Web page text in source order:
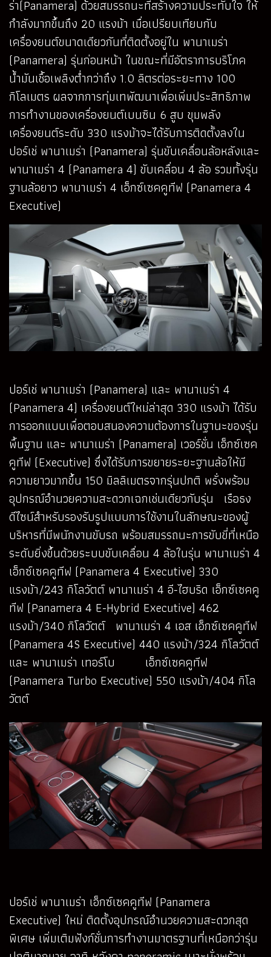
ร่า(Panamera) ด้วยสมรรถนะที่สร้างความประทับใจ ให้
กำลังมากขึ้นถึง 20 แรงม้า เมื่อเปรียบเทียบกับ
เครื่องยนต์ขนาดเดียวกันที่ติดตั้งอยู่ใน พานาเมร่า
(Panamera) รุ่นก่อนหน้า ในขณะที่มีอัตราการบริโภค
น้ำมันเชื้อเพลิงต่ำกว่าถึง 1.0 ลิตรต่อระยะทาง 100
กิโลเมตร ผลจากการทุ่มเทพัฒนาเพื่อเพิ่มประสิทธิภาพ
การทำงานของเครื่องยนต์เบนซิน 6 สูบ ขุมพลัง
เครื่องยนต์ระดับ 330 แรงม้าจะได้รับการติดตั้งลงใน
ปอร์เช่ พานาเมร่า (Panamera) รุ่นขับเคลื่อนล้อหลังและ
พานาเมร่า 4 (Panamera 4) ขับเคลื่อน 4 ล้อ รวมทั้งรุ่น
ฐานล้อยาว พานาเมร่า 4 เอ็กซ์เซคคูทีฟ (Panamera 4
Executive)
ปอร์เช่ พานาเมร่า (Panamera) และ พานาเมร่า 4
(Panamera 4) เครื่องยนต์ใหม่ล่าสุด 330 แรงม้า ได้รับ
การออกแบบเพื่อตอบสนองความต้องการในฐานะของรุ่น
พื้นฐาน และ พานาเมร่า (Panamera) เวอร์ชั่น เอ็กซ์เซค
คูทีฟ (Executive) ซึ่งได้รับการขยายระยะฐานล้อให้มี
ความยาวมากขึ้น 150 มิลลิเมตรจากรุ่นปกติ พรั่งพร้อม
อุปกรณ์อำนวยความสะดวกเฉกเช่นเดียวกับรุ่น เรือธง
ดีไซน์สำหรับรองรับรูปแบบการใช้งานในลักษณะของผู้
บริหารที่มีพนักงานขับรถ พร้อมสมรรถนะการขับขี่ที่เหนือ
ระดับยิ่งขึ้นด้วยระบบขับเคลื่อน 4 ล้อในรุ่น พานาเมร่า 4
เอ็กซ์เซคคูทีฟ (Panamera 4 Executive) 330
แรงม้า/243 กิโลวัตต์ พานาเมร่า 4 อี-ไฮบริด เอ็กซ์เซคคู
ทีฟ (Panamera 4 E-Hybrid Executive) 462
แรงม้า/340 กิโลวัตต์ พานาเมร่า 4 เอส เอ็กซ์เซคคูทีฟ
(Panamera 4S Executive) 440 แรงม้า/324 กิโลวัตต์
และ พานาเมร่า เทอร์โบ เอ็กซ์เซคคูทีฟ
(Panamera Turbo Executive) 550 แรงม้า/404 กิโล
วัตต์
ปอร์เช่ พานาเมร่า เอ็กซ์เซคคูทีฟ (Panamera
Executive) ใหม่ ติดตั้งอุปกรณ์อำนวยความสะดวกสุด
พิเศษ เพิ่มเติมฟังก์ชั่นการทำงานมาตรฐานที่เหนือกว่ารุ่น